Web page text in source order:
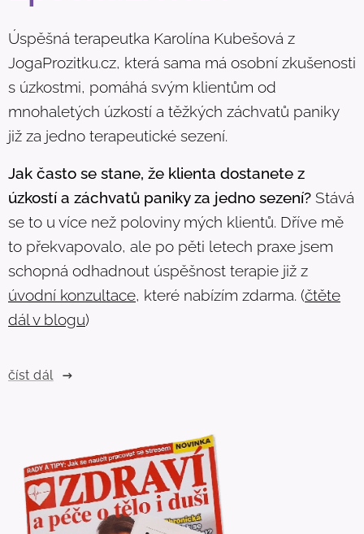
Úspěšná terapeutka Karolína Kubešová z
JogaProzitku.cz, která sama má osobní zkušenosti
s úzkostmi, pomáhá svým klientům od
mnohaletých úzkostí a těžkých záchvatů paniky
již za jedno terapeutické sezení.
Jak často se stane, že klienta dostanete z
úzkostí a záchvatů paniky za jedno sezení? Stává
se to u více než poloviny mých klientů. Dříve mě
to překvapovalo, ale po pěti letech praxe jsem
schopná odhadnout úspěšnost terapie již z
úvodní konzultace, které nabízím zdarma. (čtěte
dál v blogu)
číst dál